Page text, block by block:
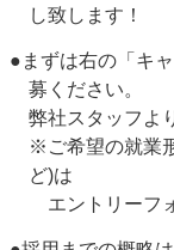
し致します！
●まずは右の「キ
募ください。
弊社スタッフよ
※ご希望の就業
ど)は
エントリーフ